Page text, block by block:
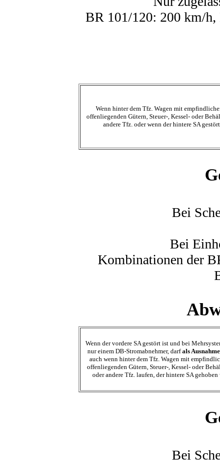
BR 101/120: 200 km/
Wenn hinter dem Tfz. Wagen mit
offenliegenden Gütern, Steuer-, Kessel- oder
andere Tfz. oder wenn der hintere SA
Bei
Bei
Kombinationen der
Wenn der vordere SA gestört ist und bei
nur einem DB-Stromabnehmer, darfals
auch wenn hinter dem Tfz. Wagen mit
offenliegenden Gütern, Steuer-, Kessel- oder
oder andere Tfz. laufen, der hintere SA gehoben
Bei